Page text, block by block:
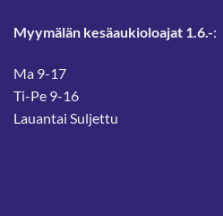
Myymälän kesäaukioloajat 1.6.-:
Ma 9-17
Ti-Pe 9-16
Lauantai Suljettu